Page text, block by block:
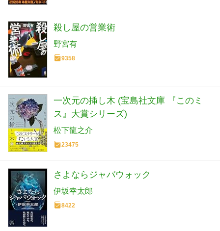
殺し屋の営業術
野宮有
9358
一次元の挿し木 (宝島社文庫 『このミ
ス』大賞シリーズ)
松下龍之介
23475
さよならジャバウォック
伊坂幸太郎
8422